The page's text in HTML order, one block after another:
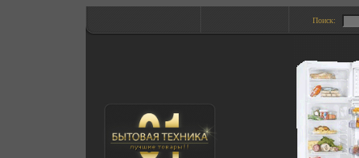
Поиск: